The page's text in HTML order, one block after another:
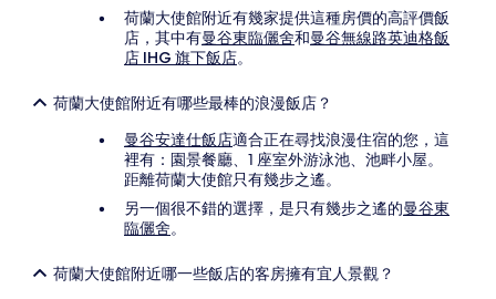
荷蘭大使館附近有幾家提供這種房價的高評價飯
店，其中有曼谷東臨儷舍和曼谷無線路英迪格飯
店 IHG 旗下飯店。
荷蘭大使館附近有哪些最棒的浪漫飯店？
曼谷安達仕飯店適合正在尋找浪漫住宿的您，這
裡有：園景餐廳、1 座室外游泳池、池畔小屋。
距離荷蘭大使館只有幾步之遙。
另一個很不錯的選擇，是只有幾步之遙的曼谷東
臨儷舍。
荷蘭大使館附近哪一些飯店的客房擁有宜人景觀？